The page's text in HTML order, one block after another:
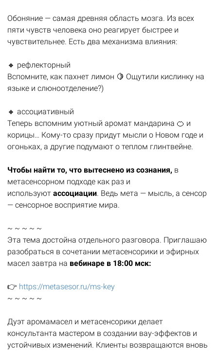
Обоняние — самая древняя область мозга. Из всех
пяти чувств человека оно реагирует быстрее и
чувствительнее. Есть два механизма влияния:
🔸 рефлекторный
Вспомните, как пахнет лимон 🍋 Ощутили кислинку на
языке и слюноотделение?)
🔸 ассоциативный
Теперь вспомним уютный аромат мандарина 🍊 и
корицы… Кому-то сразу придут мысли о Новом годе и
огоньках, а другие подумают о теплом глинтвейне.
Чтобы найти то, что вытеснено из сознания, в
метасенсорном подходе как раз и
используют ассоциации. Ведь мета — мысль, а сенсор
— сенсорное восприятие мира.
~ ~ ~ ~ ~
Эта тема достойна отдельного разговора. Приглашаю
разобраться в сочетании метасенсорики и эфирных
масел завтра на вебинаре в 18:00 мск:
👉 https://metasesor.ru/ms-key
~ ~ ~ ~ ~
Дуэт аромамасел и метасенсорики делает
консультанта мастером в создании вау-эффектов и
устойчивых изменений. Клиенты возвращаются вновь